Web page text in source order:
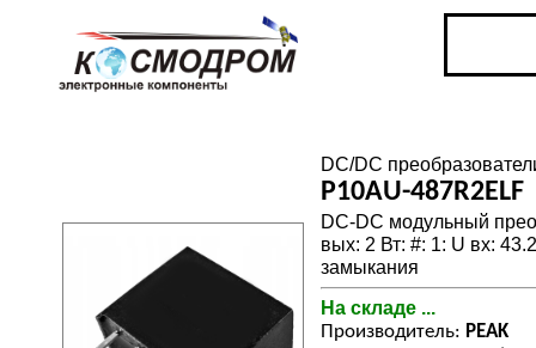
DC/DC
P10AU-487R2ELF
DC-DC модульный
вых: 2 Вт: #: 1: U вх:
замыкания
На складе ...
Производитель: PEAK